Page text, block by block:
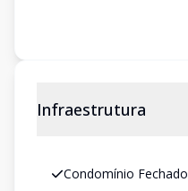
Infraestrutura
Condomínio Fechado